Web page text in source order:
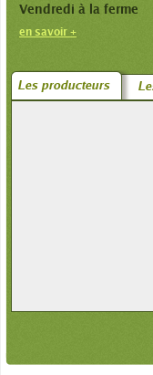
Vendredi à la ferme
en savoir +
Les producteurs